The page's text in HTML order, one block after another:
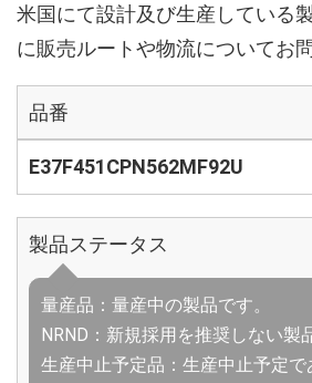
米国にて設計及び生産している
に販売ルートや物流についてお
品番
E37F451CPN562MF92U
製品ステータス
量産品：量産中の製品です。
NRND：新規採用を推奨しない製
生産中止予定品：生産中止予定